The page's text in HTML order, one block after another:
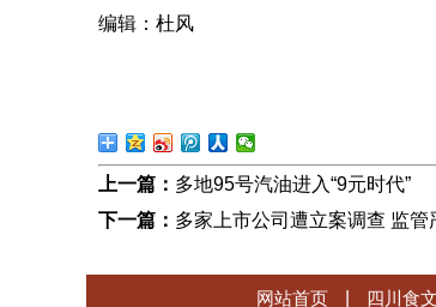
编辑：杜风
上一篇： 多地95号汽油进入“9元时代”
下一篇： 多家上市公司遭立案调查 监
网站首页 四川食